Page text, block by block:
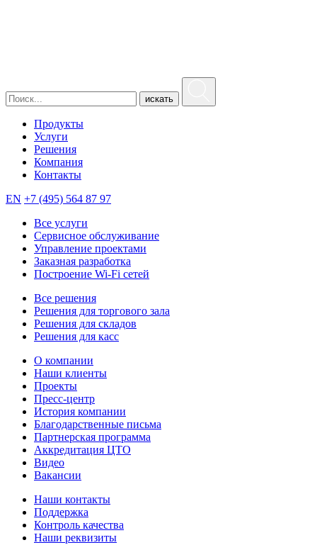
искать
Продукты
Услуги
Решения
Компания
Контакты
EN +7 (495) 564 87 97
Все услуги
Сервисное обслуживание
Управление проектами
Заказная разработка
Построение Wi-Fi сетей
Все решения
Решения для торгового зала
Решения для складов
Решения для касс
О компании
Наши клиенты
Проекты
Пресс-центр
История компании
Благодарственные письма
Партнерская программа
Аккредитация ЦТО
Видео
Вакансии
Наши контакты
Поддержка
Контроль качества
Наши реквизиты